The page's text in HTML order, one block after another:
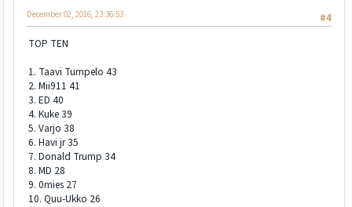
#4
December 02, 2016, 23:36:53
TOP TEN
1. Taavi Tumpelo 43
2. Mii911 41
3. ED 40
4. Kuke 39
5. Varjo 38
6. Havi jr 35
7. Donald Trump 34
8. MD 28
9. 0mies 27
10. Quu-Ukko 26